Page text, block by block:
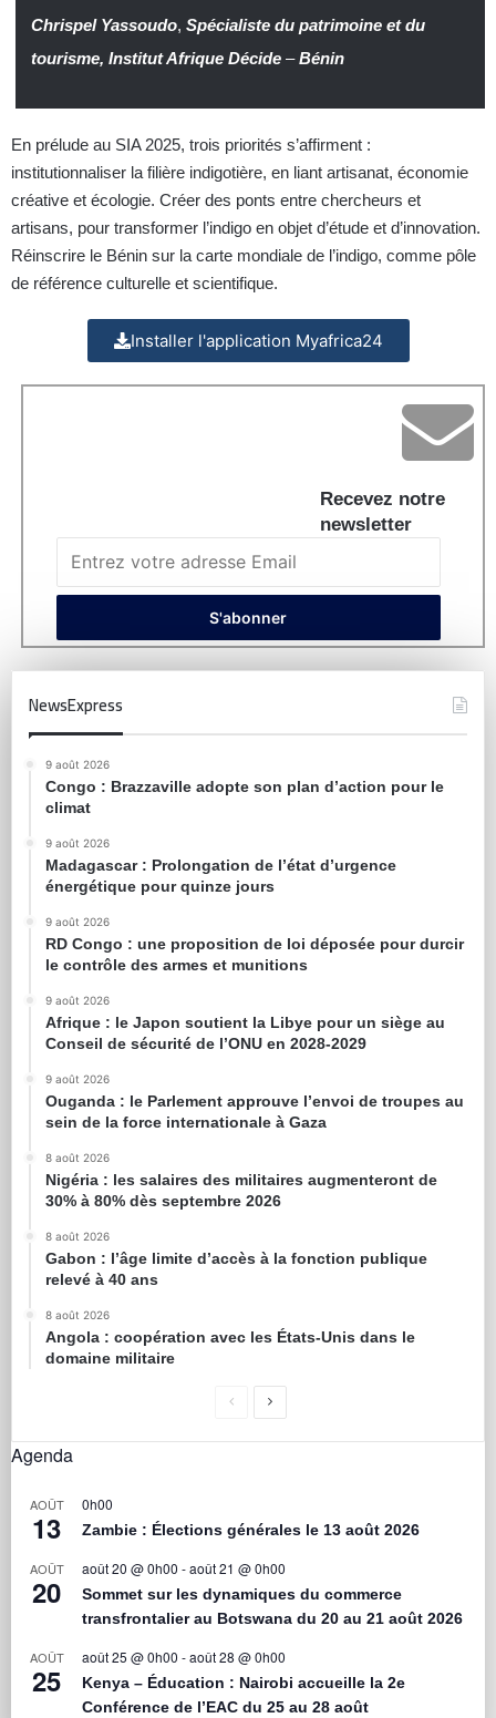
Chrispel Yassoudo, Spécialiste du patrimoine et du
tourisme, Institut Afrique Décide–Bénin
En prélude au SIA 2025, trois priorités s’affirment :
institutionnaliser la filière indigotière, en liant artisanat, économie
créative et écologie. Créer des ponts entre chercheurs et
artisans, pour transformer l’indigo en objet d’étude et d’innovation.
Réinscrire le Bénin sur la carte mondiale de l’indigo, comme pôle
de référence culturelle et scientifique.
Installer l'application Myafrica24
Recevez notre
newsletter
NewsExpress
9 août 2026
Congo : Brazzaville adopte son plan d’action pour le
climat
9 août 2026
Madagascar : Prolongation de l’état d’urgence
énergétique pour quinze jours
9 août 2026
RD Congo : une proposition de loi déposée pour durcir
le contrôle des armes et munitions
9 août 2026
Afrique : le Japon soutient la Libye pour un siège au
Conseil de sécurité de l’ONU en 2028-2029
9 août 2026
Ouganda : le Parlement approuve l’envoi de troupes au
sein de la force internationale à Gaza
8 août 2026
Nigéria : les salaires des militaires augmenteront de
30% à 80% dès septembre 2026
8 août 2026
Gabon : l’âge limite d’accès à la fonction publique
relevé à 40 ans
8 août 2026
Angola : coopération avec les États-Unis dans le
domaine militaire
Agenda
AOÛT
13
0h00
Zambie : Élections générales le 13 août 2026
AOÛT
20
août 20 @ 0h00 -août 21 @ 0h00
Sommet sur les dynamiques du commerce
transfrontalier au Botswana du 20 au 21 août 2026
AOÛT
25
août 25 @ 0h00 -août 28 @ 0h00
Kenya – Éducation : Nairobi accueille la 2e
Conférence de l’EAC du 25 au 28 août